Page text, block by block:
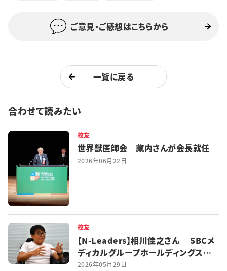
ご意見・ご感想はこちらから
一覧に戻る
合わせて読みたい
校友
世界獣医師会 藏内さんが会長就任
2026年06月22日
校友
【N-Leaders】相川佳之さん ―SBCメ
ディカルグループホールディングス
CEO
2026年05月29日